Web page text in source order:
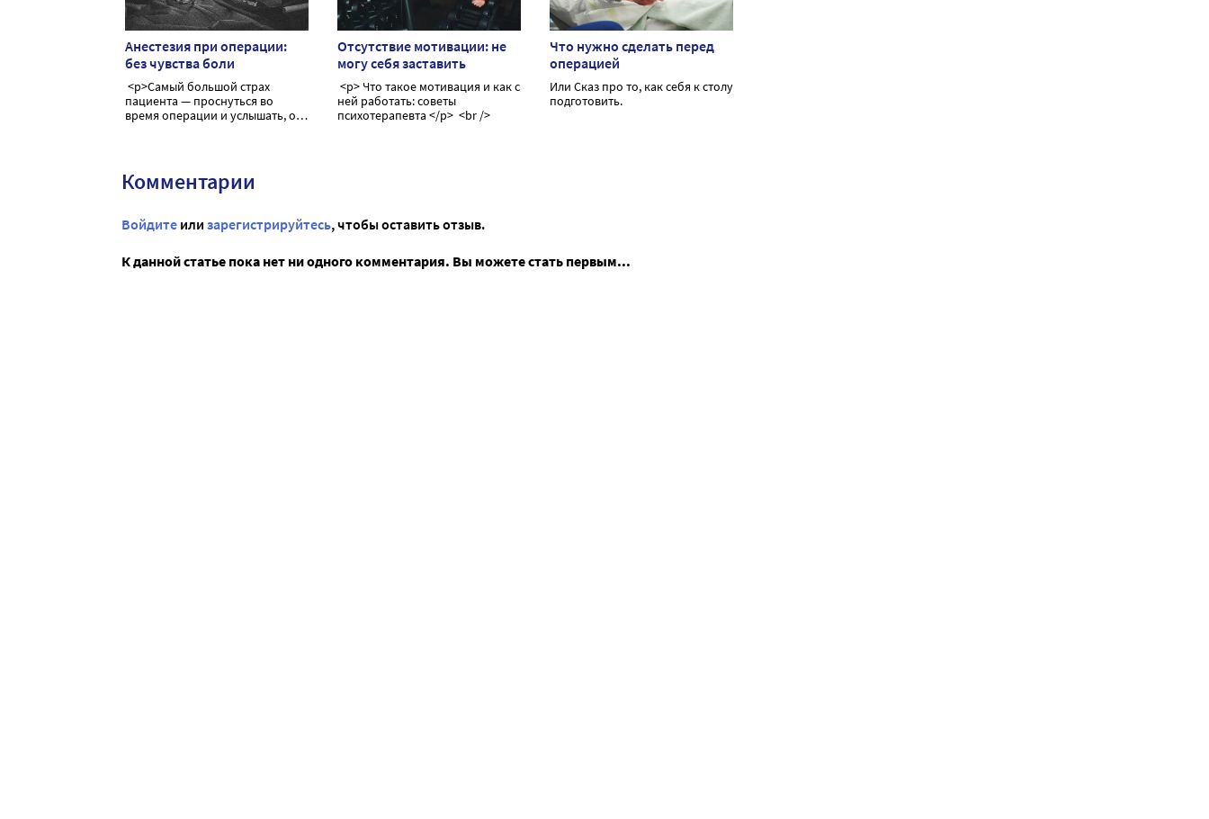
Анестезия при операции:
без чувства боли
<p>Самый большой страх
пациента — проснуться во
время операции и услышать, о
недавнего времени боль
тормозила прогресс медицины,
оперативное вмешательство в
необходимом объеме. Сегодня
способе временного,
Отсутствие мотивации: не
могу себя заставить
<p> Что такое мотивация и как с
ней работать: советы
психотерапевта </p> <br />
Что нужно сделать перед
операцией
Или Сказ про то, как себя к столу
подготовить.
Комментарии
Войдите или зарегистрируйтесь, чтобы оставить отзыв.
К данной статье пока нет ни одного комментария. Вы можете стать первым...